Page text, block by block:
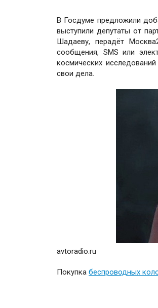
В Госдуме предложили
выступили депутаты от
Шадаеву, перадёт
сообщения, SMS или
космических
свои дела.
avtoradio.ru
Покупкабеспроводных